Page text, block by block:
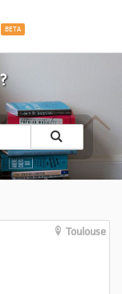
BETA
Toulouse